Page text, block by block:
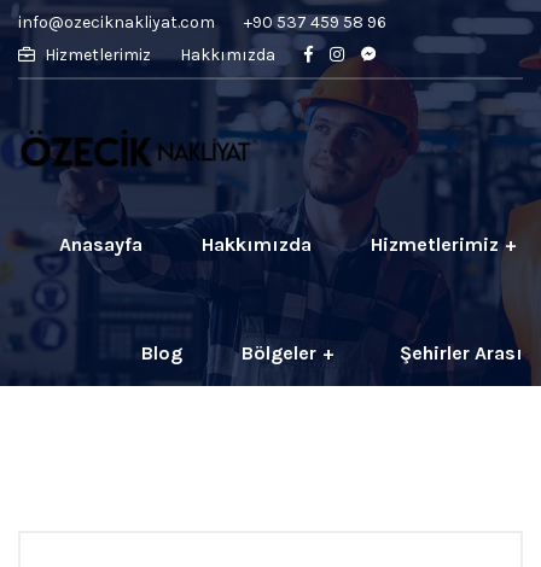
info@ozeciknakliyat.com
+90 537 459 58 96
Hizmetlerimiz
Hakkımızda
Anasayfa Hakkımızda Hizmetlerimiz
Blog Bölgeler Şehirler Arası